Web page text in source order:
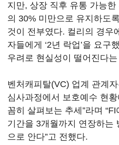
지만, 상장 직후 유통 가능
의 30% 미만으로 유지하도
것이 전부였다. 컬리의 경우
자들에게 ‘2년 락업’을 요구
우려로 현실성이 떨어진다
벤처캐피탈(VC) 업계 관계
심사과정에서 보호예수 현
꼼히 살펴보는 추세”라며
기간을 3개월까지 연장하는
으로 안다”고 전했다.